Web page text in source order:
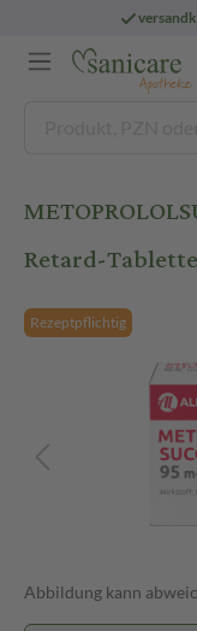
Retard-
Rezeptpflichtig
Abbildung kann